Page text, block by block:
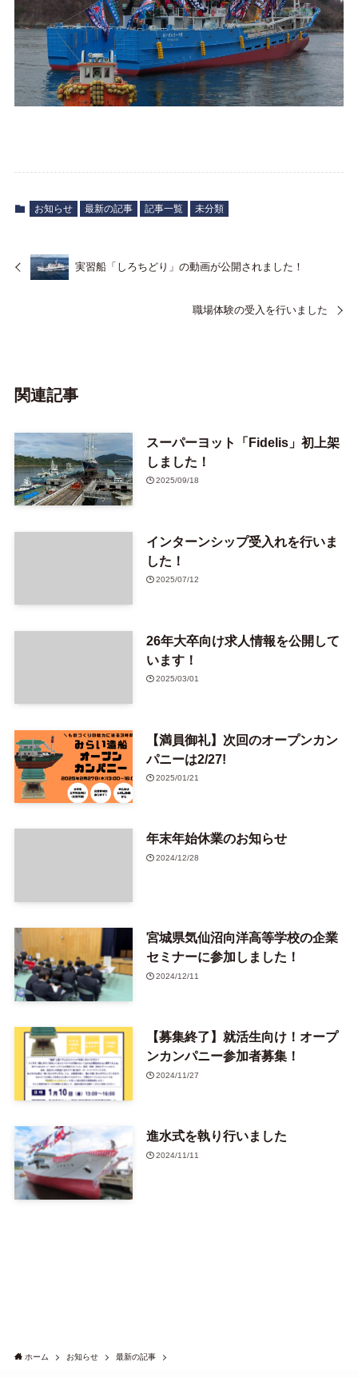
お知らせ 最新の記事 記事一覧 未分類
実習船「しろちどり」の動画が公開されました！
職場体験の受入を行いました
関連記事
スーパーヨット「Fidelis」初上架
しました！
2025/09/18
インターンシップ受入れを行いま
した！
2025/07/12
26年大卒向け求人情報を公開して
います！
2025/03/01
【満員御礼】次回のオープンカン
パニーは2/27!
2025/01/21
年末年始休業のお知らせ
2024/12/28
宮城県気仙沼向洋高等学校の企業
セミナーに参加しました！
2024/12/11
【募集終了】就活生向け！オープ
ンカンパニー参加者募集！
2024/11/27
進水式を執り行いました
2024/11/11
ホーム お知らせ 最新の記事